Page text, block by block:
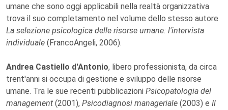
umane che sono oggi applicabili nella realtà organizzativa
trova il suo completamento nel volume dello stesso autore
La selezione psicologica delle risorse umane: l'intervista
individuale (FrancoAngeli, 2006).
Andrea Castiello d'Antonio, libero professionista, da circa
trent'anni si occupa di gestione e sviluppo delle risorse
umane. Tra le sue recenti pubblicazioni Psicopatologia del
management (2001), Psicodiagnosi manageriale (2003) e Il